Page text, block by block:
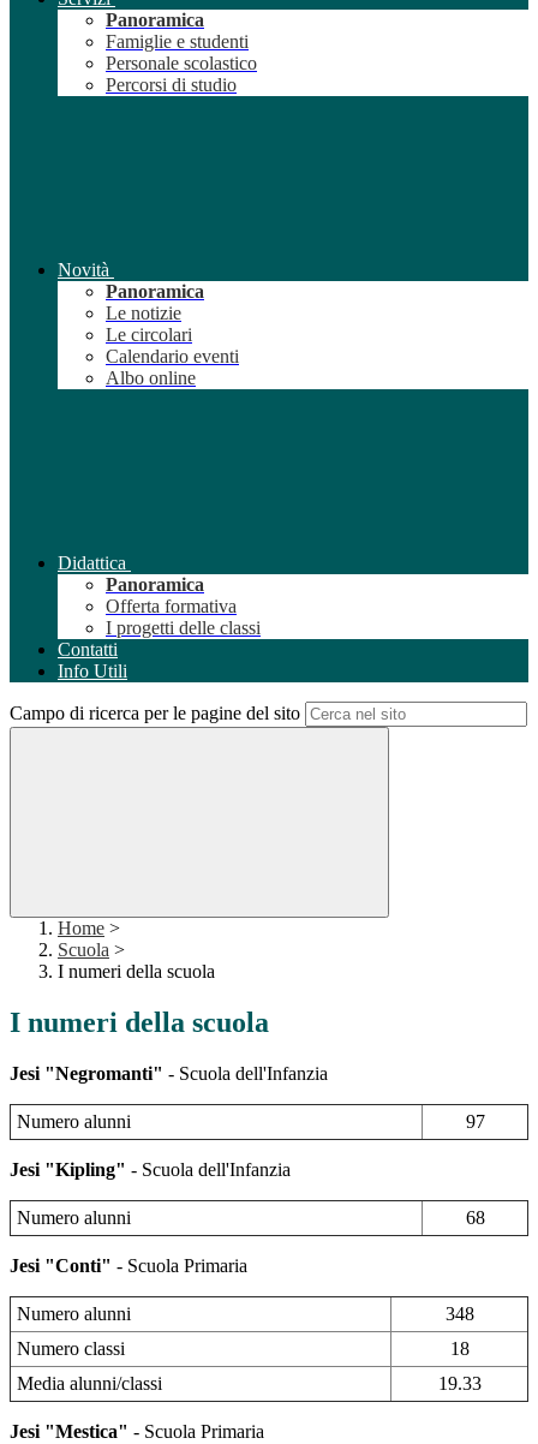
Panoramica
Famiglie e studenti
Personale scolastico
Percorsi di studio
Novità
Panoramica
Le notizie
Le circolari
Calendario eventi
Albo online
Didattica
Panoramica
Offerta formativa
I progetti delle classi
Contatti
Info Utili
Campo di ricerca per le pagine del sito
Home >
Scuola >
I numeri della scuola
I numeri della scuola
Jesi "Negromanti" - Scuola dell'Infanzia
Numero alunni 97
Jesi "Kipling" - Scuola dell'Infanzia
Numero alunni 68
Jesi "Conti" - Scuola Primaria
Numero alunni
348
Numero classi
18
Media alunni/classi
19.33
Jesi "Mestica" - Scuola Primaria